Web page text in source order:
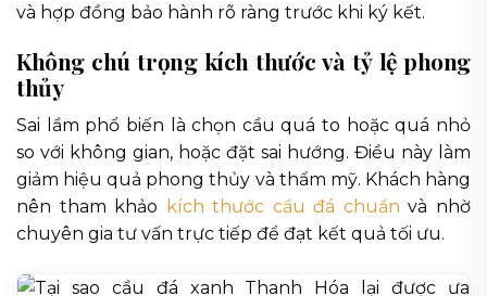
và hợp đồng bảo hành rõ ràng trước khi ký kết.
Không chú trọng kích thước và tỷ lệ phong
thủy
Sai lầm phổ biến là chọn cầu quá to hoặc quá nhỏ
so với không gian, hoặc đặt sai hướng. Điều này làm
giảm hiệu quả phong thủy và thẩm mỹ. Khách hàng
nên tham khảo
kích thước cầu đá chuẩn và nhờ
chuyên gia tư vấn trực tiếp để đạt kết quả tối ưu.